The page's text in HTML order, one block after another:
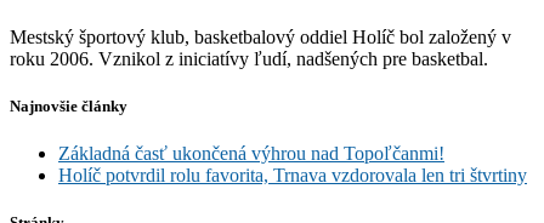
Mestský športový klub, basketbalový oddiel Holíč bol založený v
roku 2006. Vznikol z iniciatívy ľudí, nadšených pre basketbal.
Najnovšie články
Základná časť ukončená výhrou nad Topoľčanmi!
Holíč potvrdil rolu favorita, Trnava vzdorovala len tri štvrtiny